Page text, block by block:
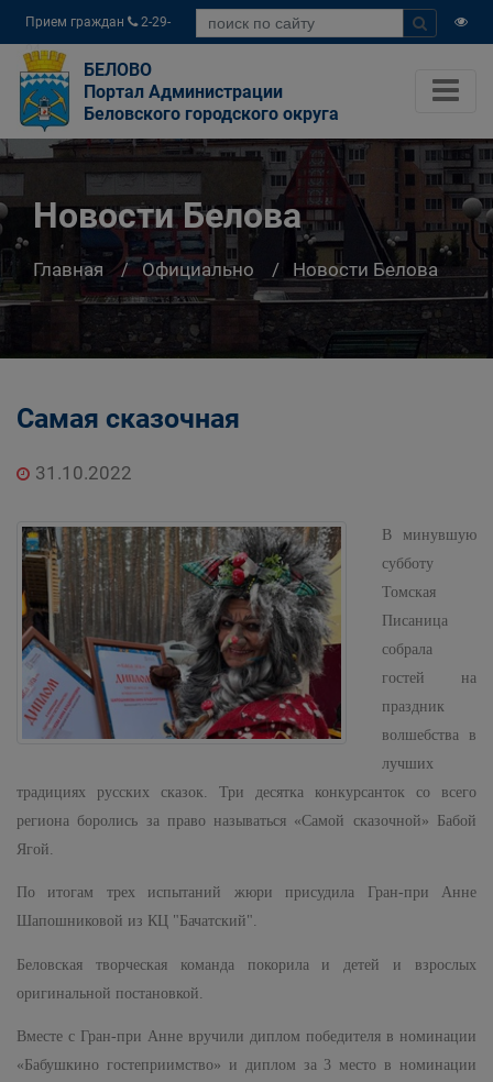
Прием граждан
2-29-
04
БЕЛОВО
Портал Администрации
Беловского городского округа
Новости Белова
Главная Официально Новости Белова
Самая сказочная
31.10.2022
В минувшую
субботу
Томская
Писаница
собрала
гостей на
праздник
волшебства в
лучших
традициях русских сказок. Три десятка конкурсанток со всего
региона боролись за право называться «Самой сказочной» Бабой
Ягой.
По итогам трех испытаний жюри присудила Гран-при Анне
Шапошниковой из КЦ "Бачатский".
Беловская творческая команда покорила и детей и взрослых
оригинальной постановкой.
Вместе с Гран-при Анне вручили диплом победителя в номинации
«Бабушкино гостеприимство» и диплом за 3 место в номинации